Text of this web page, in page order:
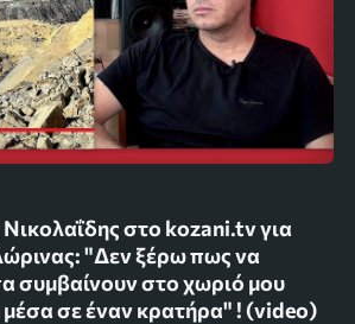
στο kozani.tv για
"Δεν ξέρω πως να
συμβαίνουν στο χωριό μου
μέσα σε έναν κρατήρα" ! (video)